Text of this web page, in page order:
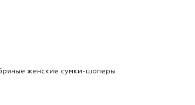
женские сумки-шоперы